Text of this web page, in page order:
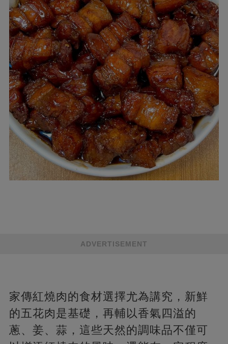
ADVERTISEMENT
家傳紅燒肉的食材選擇尤為講究，新鮮
的五花肉是基礎，再輔以香氣四溢的
蔥、姜、蒜，這些天然的調味品不僅可